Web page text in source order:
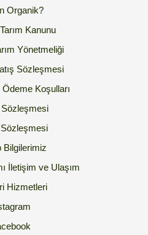
Organik?
Kanunu
Yönetmeliği
Sözleşmesi
Koşulları
Bilgilerimiz
İletişim ve Ulaşım
Hizmetleri